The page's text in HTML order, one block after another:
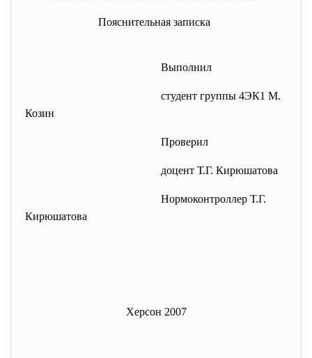
Пояснительная записка
Выполнил
студент группы 4ЭК1 М.
Козин
Проверил
доцент Т.Г. Кирюшатова
Нормоконтроллер Т.Г.
Кирюшатова
Херсон 2007